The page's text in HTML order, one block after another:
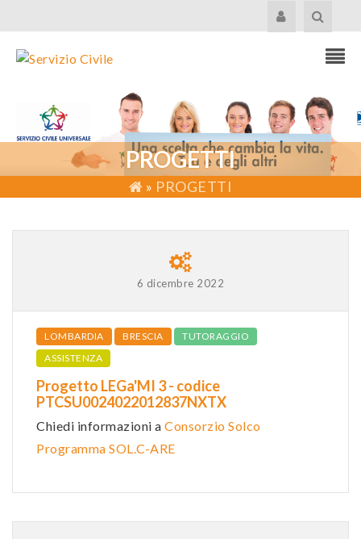
PROGETTI
» PROGETTI
6 dicembre 2022
LOMBARDIA BRESCIA
TUTORAGGIO
ASSISTENZA
Progetto LEGa'MI 3 - codice
PTCSU0024022012837NXTX
Chiedi informazioni a Consorzio Solco
Programma SOL.C-ARE